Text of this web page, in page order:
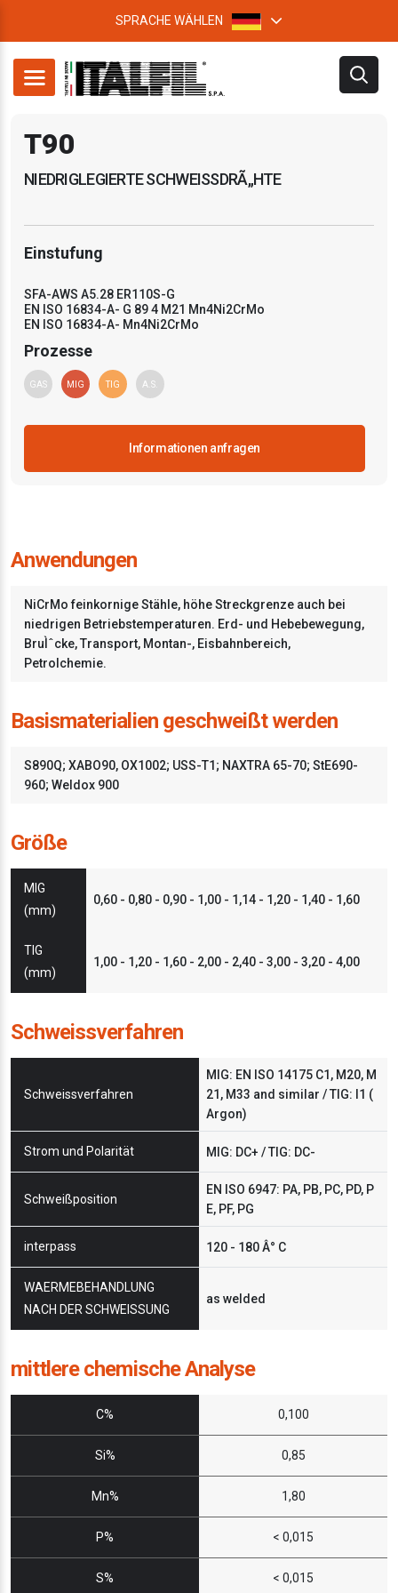
SPRACHE WÄHLEN
T90
NIEDRIGLEGIERTE SCHWEISSDRÃ„HTE
Einstufung
SFA-AWS A5.28 ER110S-G
EN ISO 16834-A- G 89 4 M21 Mn4Ni2CrMo
EN ISO 16834-A- Mn4Ni2CrMo
Prozesse
GAS MIG TIG A.S.
Informationen anfragen
Anwendungen
NiCrMo feinkornige Stähle, höhe Streckgrenze auch bei
niedrigen Betriebstemperaturen. Erd- und Hebebewegung,
BruÌˆcke, Transport, Montan-, Eisbahnbereich,
Petrolchemie.
Basismaterialien geschweißt werden
S890Q; XABO90, OX1002; USS-T1; NAXTRA 65-70; StE690-
960; Weldox 900
Größe
MIG
(mm)
0,60 - 0,80 - 0,90 - 1,00 - 1,14 - 1,20 - 1,40 - 1,60
TIG
(mm)
1,00 - 1,20 - 1,60 - 2,00 - 2,40 - 3,00 - 3,20 - 4,00
Schweissverfahren
Schweissverfahren
MIG: EN ISO 14175 C1, M20, M
21, M33 and similar / TIG: I1 (
Argon)
Strom und Polarität MIG: DC+ / TIG: DC-
Schweißposition
EN ISO 6947: PA, PB, PC, PD, P
E, PF, PG
interpass 120 - 180 Â° C
WAERMEBEHANDLUNG
NACH DER SCHWEISSUNG
as welded
mittlere chemische Analyse
C%
Si%
Mn%
P%
S%
0,100
0,85
1,80
< 0,015
< 0,015